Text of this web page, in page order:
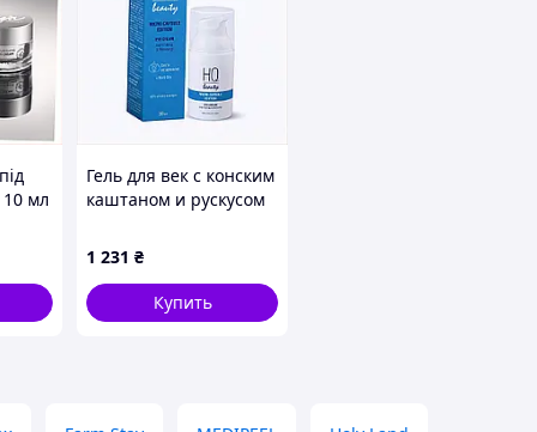
мл
Гель для век с конским
каштаном и рускусом
H8T799K823
1 231 ₴
Купить